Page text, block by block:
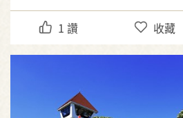
1 讚 收藏